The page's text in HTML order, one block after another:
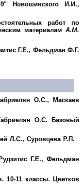
Новошинского И.И.,
работ по
материаламА.М.
Г.Е., Фельдман Ф.Г.
О.С., Маскаев
О.С. Базовый
Л.С., Суровцева Р.П.
Г.Е., Фельдман
10-11 классы. Цветков